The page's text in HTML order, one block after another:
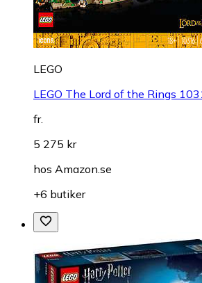
LEGO
LEGO The Lord of the Rings
fr.
5 275 kr
hos Amazon.se
+6 butiker